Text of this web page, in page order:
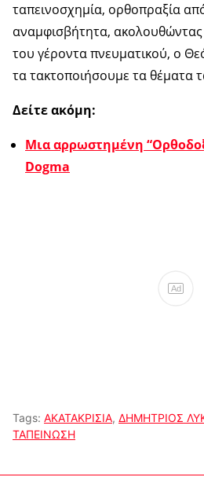
ταπεινοσχημία, ορθοπραξία
αναμφισβήτητα, ακολουθώντας
του γέροντα πνευματικού, ο
τα τακτοποιήσουμε τα θέματα
Δείτε ακόμη:
Μια αρρωστημένη
Dogma
Ad
Tags: ΑΚΑΤΑΚΡΙΣΙΑ, ΔΗΜΗΤΡΙΟΣ
ΤΑΠΕΙΝΩΣΗ